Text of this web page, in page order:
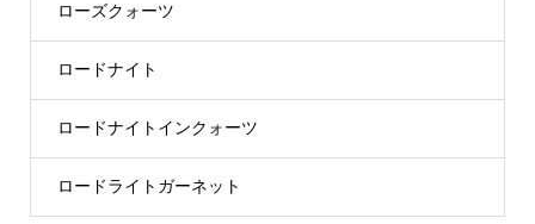
ローズクォーツ
ロードナイト
ロードナイトインクォーツ
ロードライトガーネット